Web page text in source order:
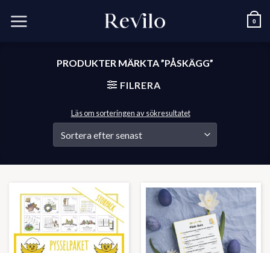
0
PRODUKTER MÄRKTA ”PÅSKÄGG”
FILRERA
Läs om sorteringen av sökresultatet